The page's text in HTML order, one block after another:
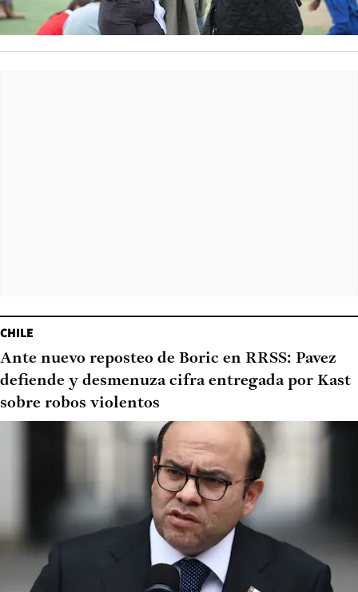
CHILE
Ante nuevo reposteo de Boric en RRSS: Pavez
defiende y desmenuza cifra entregada por Kast
sobre robos violentos